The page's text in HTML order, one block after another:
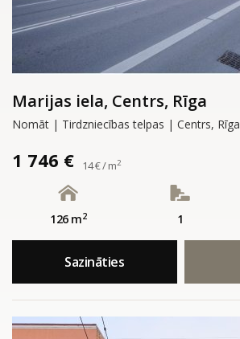
Marijas iela, Centrs, Rīga
Nomāt | Tirdzniecības telpas | Centrs, Rīga
1 746 € 14 € / m2
126 m2 1
Sazināties